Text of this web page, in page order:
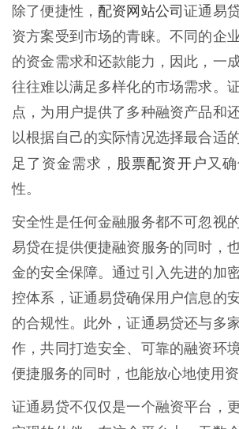
除了便捷性， 配资网站公司证通易
资方案受到市场的青睐。不同的企
的资金需求和还款能力，因此，一
往往难以满足多样化的市场需求。
点，为用户提供了多种融资产品和
以根据自己的实际情况选择最合适
足了资金需求， 股票配资开户 又
性。
安全性是任何金融服务都不可忽视
易贷在提供便捷融资服务的同时，
金的安全保障。通过引入先进的加
控体系，证通易贷确保用户信息的
的合规性。此外，证通易贷还与多
作，共同打造安全、可靠的融资环
便捷服务的同时，也能放心地使用资
证通易贷不仅仅是一个融资平台，